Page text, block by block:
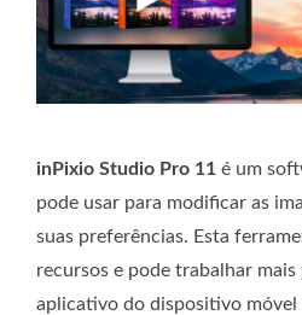
inPixio Studio Pro 11 é um
pode usar para modificar as
suas preferências. Esta
recursos e pode trabalhar mais
aplicativo do dispositivo móvel